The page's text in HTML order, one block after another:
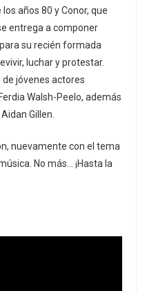
años 80 y Conor, que
entrega a componer
su recién formada
luchar y protestar.​
jóvenes actores
Walsh-Peelo, además
Gillen.
nuevamente con el tema
No más… ¡Hasta la